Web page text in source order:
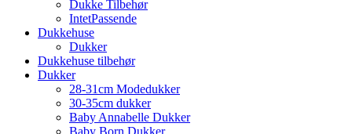
Dukke Tilbehør
IntetPassende
Dukkehuse
Dukker
Dukkehuse tilbehør
Dukker
28-31cm Modedukker
30-35cm dukker
Baby Annabelle Dukker
Baby Born Dukker